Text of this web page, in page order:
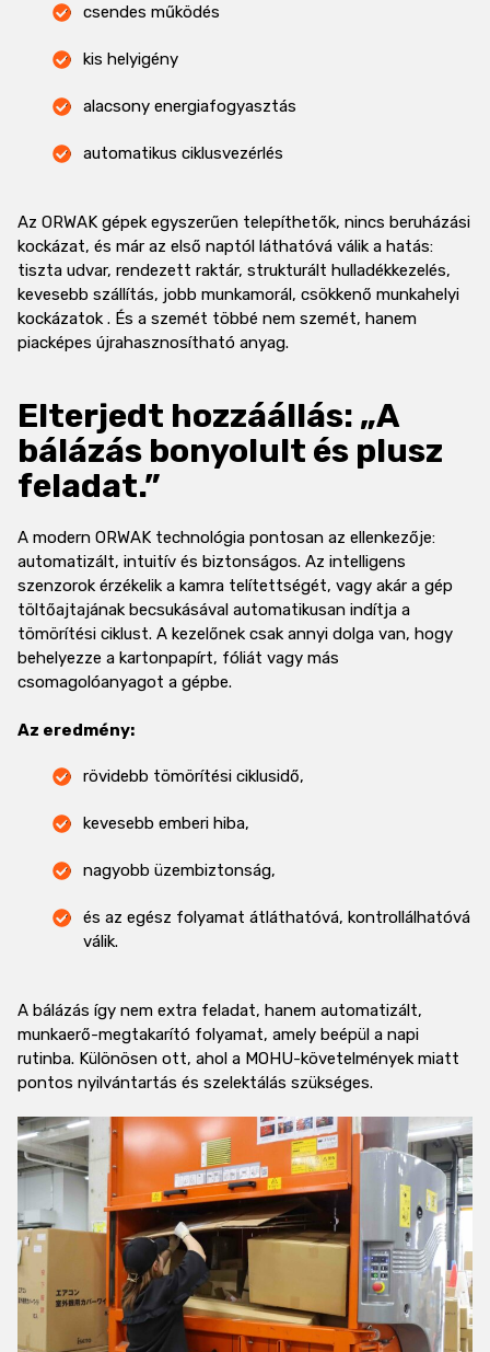
csendes működés
kis helyigény
alacsony energiafogyasztás
automatikus ciklusvezérlés
Az ORWAK gépek egyszerűen telepíthetők, nincs beruházási
kockázat, és már az első naptól láthatóvá válik a hatás:
tiszta udvar, rendezett raktár, strukturált hulladékkezelés,
kevesebb szállítás, jobb munkamorál, csökkenő munkahelyi
kockázatok . És a szemét többé nem szemét, hanem
piacképes újrahasznosítható anyag.
Elterjedt hozzáállás: „A
bálázás bonyolult és plusz
feladat.”
A modern ORWAK technológia pontosan az ellenkezője:
automatizált, intuitív és biztonságos. Az intelligens
szenzorok érzékelik a kamra telítettségét, vagy akár a gép
töltőajtajának becsukásával automatikusan indítja a
tömörítési ciklust. A kezelőnek csak annyi dolga van, hogy
behelyezze a kartonpapírt, fóliát vagy más
csomagolóanyagot a gépbe.
Az eredmény:
rövidebb tömörítési ciklusidő,
kevesebb emberi hiba,
nagyobb üzembiztonság,
és az egész folyamat átláthatóvá, kontrollálhatóvá
válik.
A bálázás így nem extra feladat, hanem automatizált,
munkaerő-megtakarító folyamat, amely beépül a napi
rutinba. Különösen ott, ahol a MOHU-követelmények miatt
pontos nyilvántartás és szelektálás szükséges.